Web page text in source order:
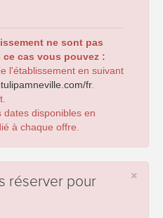
ne sont pas
cas vous pouvez :
l'établissement en suivant
fr.
dates disponibles en
à chaque offre.
×
réserver pour